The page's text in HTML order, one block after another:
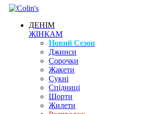
ДЕНІМ
ЖІНКАМ
Новий Сезон
Джинси
Сорочки
Жакети
Сукні
Спідниці
Шорти
Жилети